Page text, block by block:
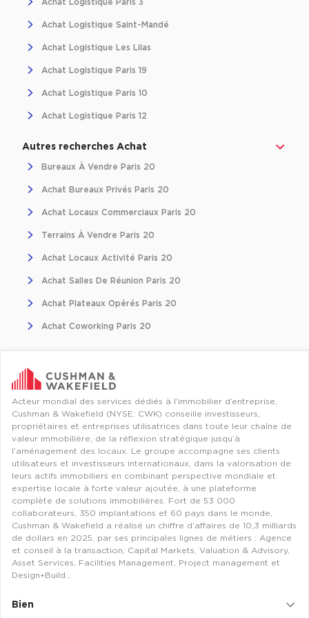
Achat d'Entrepôts / Activités
Achat d'Entrepôts / Activités en Ille-et-Vilaine
Collections d'Entrepôts / Activités
Entrepôts et Locaux d'activités indépendants
Entrepôts et Locaux d'activités avec quai de
Location de plateformes Logistique
Location de plateformes Logistique à Aulnay-sous-Bois
Location de plateformes Logistique à Amiens
Location de plateformes Logistique à Le Havre
Achat de plateformes Logistique
Achat de plateformes Logistique en Bretagne
Achat de plateformes Logistique à Lyon
Achat Logistique Paris 3
Achat Logistique Saint-Mandé
Achat Logistique Les Lilas
Achat Logistique Paris 19
Achat Logistique Paris 10
Achat Logistique Paris 12
Autres recherches Achat
Bureaux À Vendre Paris 20
Achat Bureaux Privés Paris 20
Achat Locaux Commerciaux Paris 20
Terrains À Vendre Paris 20
Achat Locaux Activité Paris 20
Achat Salles De Réunion Paris 20
Achat Plateaux Opérés Paris 20
Achat Coworking Paris 20
Acteur mondial des services dédiés à l’immobilier d’entreprise,
Cushman & Wakefield (NYSE: CWK) conseille investisseurs,
propriétaires et entreprises utilisatrices dans toute leur chaîne de
valeur immobilière, de la réflexion stratégique jusqu’à
l’aménagement des locaux. Le groupe accompagne ses clients
utilisateurs et investisseurs internationaux, dans la valorisation de
leurs actifs immobiliers en combinant perspective mondiale et
expertise locale à forte valeur ajoutée, à une plateforme
complète de solutions immobilières. Fort de 53 000
collaborateurs, 350 implantations et 60 pays dans le monde,
Cushman & Wakefield a réalisé un chiffre d’affaires de 10,3 milliards
de dollars en 2025, par ses principales lignes de métiers : Agence
et conseil à la transaction, Capital Markets, Valuation & Advisory,
Asset Services, Facilities Management, Project management et
Design+Build…
Bien